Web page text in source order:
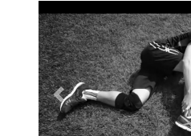
Previous